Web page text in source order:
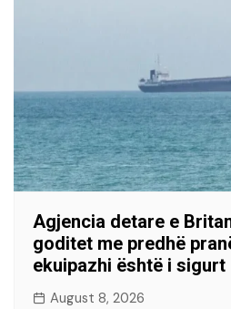
Agjencia detare e
goditet me predhë
ekuipazhi është i sigurt
August 8, 2026